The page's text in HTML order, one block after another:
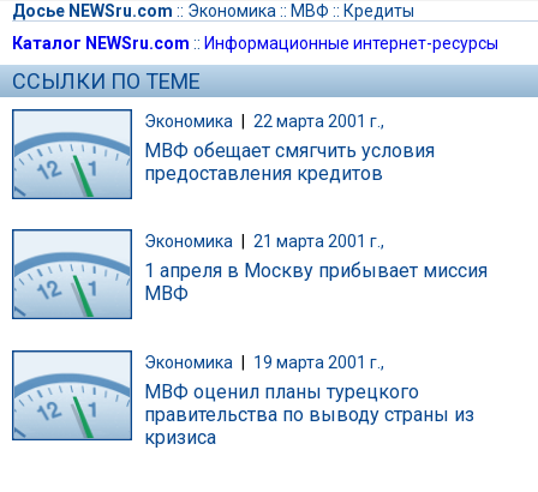
Досье NEWSru.com :: Экономика :: МВФ :: Кредиты
Каталог NEWSru.com :: Информационные интернет-ресурсы
ССЫЛКИ ПО ТЕМЕ
Экономика 22 марта 2001 г.,
МВФ обещает смягчить условия
предоставления кредитов
Экономика 21 марта 2001 г.,
1 апреля в Москву прибывает миссия
МВФ
Экономика | 19 марта 2001 г.,
МВФ оценил планы турецкого
правительства по выводу страны из
кризиса